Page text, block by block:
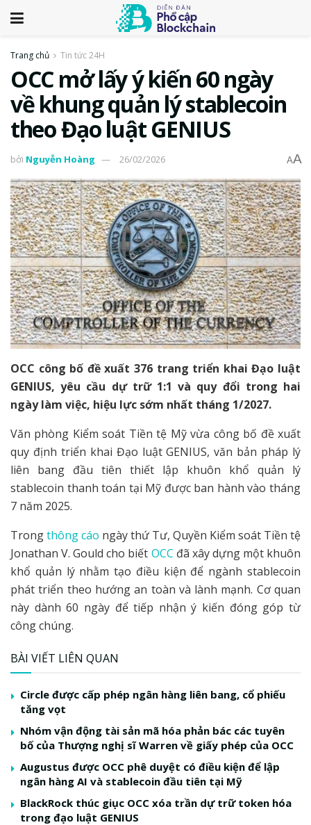
Trang chủ Tin tức 24H
OCC mở lấy ý kiến 60 ngày
về khung quản lý stablecoin
theo Đạo luật GENIUS
bởi Nguyễn Hoàng 26/02/2026 AA
OCC công bố đề xuất 376 trang triển khai Đạo luật
GENIUS, yêu cầu dự trữ 1:1 và quy đổi trong hai
ngày làm việc, hiệu lực sớm nhất tháng 1/2027.
Văn phòng Kiểm soát Tiền tệ Mỹ vừa công bố đề xuất
quy định triển khai Đạo luật GENIUS, văn bản pháp lý
liên bang đầu tiên thiết lập khuôn khổ quản lý
stablecoin thanh toán tại Mỹ được ban hành vào tháng
7 năm 2025.
Trongthông cáo ngày thứ Tư, Quyền Kiểm soát Tiền tệ
Jonathan V. Gould cho biết OCC đã xây dựng một khuôn
khổ quản lý nhằm tạo điều kiện để ngành stablecoin
phát triển theo hướng an toàn và lành mạnh. Cơ quan
này dành 60 ngày để tiếp nhận ý kiến đóng góp từ
công chúng.
BÀI VIẾT LIÊN QUAN
Circle được cấp phép ngân hàng liên bang, cổ phiếu
tăng vọt
Nhóm vận động tài sản mã hóa phản bác các tuyên
bố của Thượng nghị sĩ Warren về giấy phép của OCC
Augustus được OCC phê duyệt có điều kiện để lập
ngân hàng AI và stablecoin đầu tiên tại Mỹ
BlackRock thúc giục OCC xóa trần dự trữ token hóa
trong đạo luật GENIUS